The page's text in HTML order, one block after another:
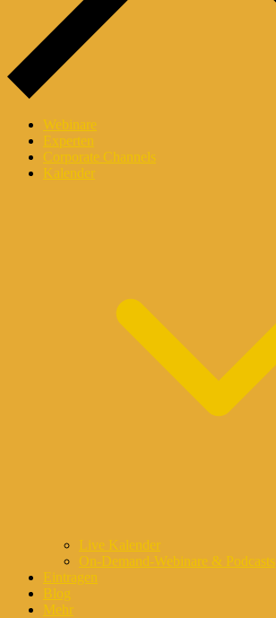
Webinare
Experten
Corporate Channels
Kalender
Live Kalender
On-Demand-Webinare & Podcasts
Eintragen
Blog
Mehr